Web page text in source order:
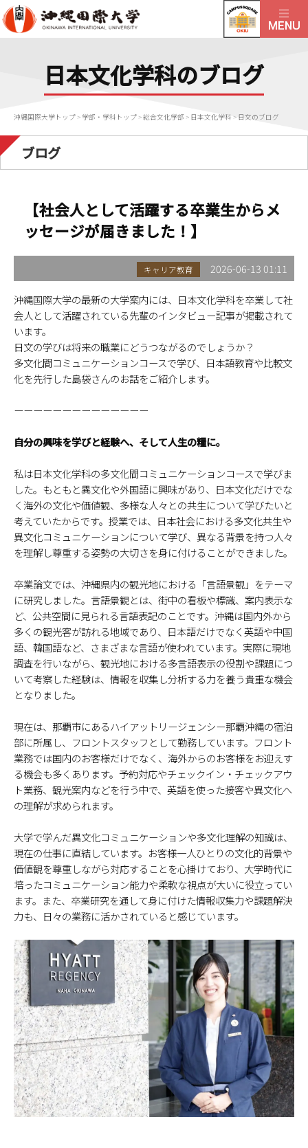
日本文化学科のブログ
沖縄国際大学トップ > 学部・学科トップ >総合文化学部 > 日本文化学科 > 日文のブログ
ブログ
【社会人として活躍する卒業生からメ
ッセージが届きました！】
キャリア教育 2026-06-13 01:11
沖縄国際大学の最新の大学案内には、日本文化学科を卒業して社
会人として活躍されている先輩のインタビュー記事が掲載されて
います。
日文の学びは将来の職業にどうつながるのでしょうか？
多文化間コミュニケーションコースで学び、日本語教育や比較文
化を先行した島袋さんのお話をご紹介します。
ーーーーーーーーーーーーーー
自分の興味を学びと経験へ、そして人生の糧に。
私は日本文化学科の多文化間コミュニケーションコースで学びま
した。もともと異文化や外国語に興味があり、日本文化だけでな
く海外の文化や価値観、多様な人々との共生について学びたいと
考えていたからです。授業では、日本社会における多文化共生や
異文化コミュニケーションについて学び、異なる背景を持つ人々
を理解し尊重する姿勢の大切さを身に付けることができました。
卒業論文では、沖縄県内の観光地における「言語景観」をテーマ
に研究しました。言語景観とは、街中の看板や標識、案内表示な
ど、公共空間に見られる言語表記のことです。沖縄は国内外から
多くの観光客が訪れる地域であり、日本語だけでなく英語や中国
語、韓国語など、さまざまな言語が使われています。実際に現地
調査を行いながら、観光地における多言語表示の役割や課題につ
いて考察した経験は、情報を収集し分析する力を養う貴重な機会
となりました。
現在は、那覇市にあるハイアットリージェンシー那覇沖縄の宿泊
部に所属し、フロントスタッフとして勤務しています。フロント
業務では国内のお客様だけでなく、海外からのお客様をお迎えす
る機会も多くあります。予約対応やチェックイン・チェックアウ
ト業務、観光案内などを行う中で、英語を使った接客や異文化へ
の理解が求められます。
大学で学んだ異文化コミュニケーションや多文化理解の知識は、
現在の仕事に直結しています。お客様一人ひとりの文化的背景や
価値観を尊重しながら対応することを心掛けており、大学時代に
培ったコミュニケーション能力や柔軟な視点が大いに役立ってい
ます。また、卒業研究を通して身に付けた情報収集力や課題解決
力も、日々の業務に活かされていると感じています。